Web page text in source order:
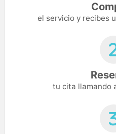
el servicio y recibes
tu cita llamando